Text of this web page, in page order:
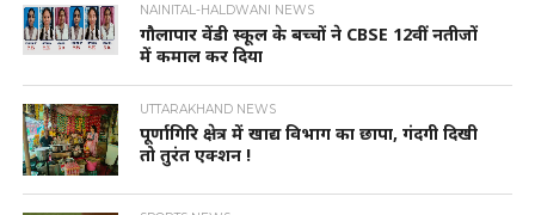
NAINITAL-HALDWANI NEWS
गौलापार वेंडी स्कूल के बच्चों ने CBSE 12वीं नतीजों
में कमाल कर दिया
UTTARAKHAND NEWS
पूर्णागिरि क्षेत्र में खाद्य विभाग का छापा, गंदगी दिखी
तो तुरंत एक्शन !